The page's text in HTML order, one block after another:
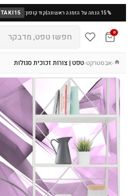
15% הנחה על הזמנה ראשונה |קוד קופון: TAKI15
0
›אבסטרקט›טפט | צורות זכוכית סגולות